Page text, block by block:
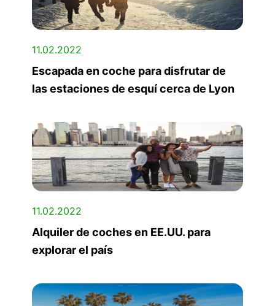
11.02.2022
Escapada en coche para disfrutar de
las estaciones de esquí cerca de Lyon
11.02.2022
Alquiler de coches en EE.UU. para
explorar el país